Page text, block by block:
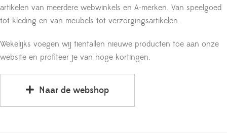
artikelen van meerdere webwinkels en A-merken. Van speelgoed
tot kleding en van meubels tot verzorgingsartikelen.
Wekelijks voegen wij tientallen nieuwe producten toe aan onze
website en profiteer je van hoge kortingen.
Naar de webshop